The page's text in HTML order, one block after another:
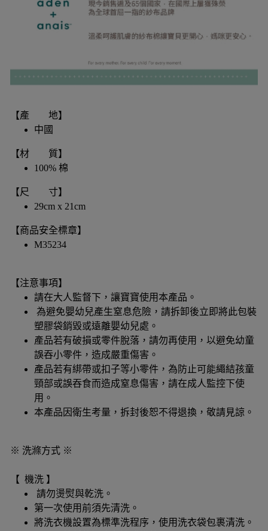
【產 地】
中國
【材 質】
100% 棉
【尺 寸】
29cm x 21cm
【商品安全標章】
M35234
【注意事項】
請在大人監督下，讓寶寶使用本產品。
為避免嬰幼兒產生窒息危險，請拆卸後立即將此包裝
塑膠袋銷毀或遠離嬰幼兒處。
產品若有破損或零件脫落，請勿再使用，以避免幼童
誤吞小零件，造成嚴重傷害。
產品若有綁帶或扣子等小零件，為防止可能繩結孩童
頸部或誤吞食而造成窒息傷害，請在成人監控下使
用。
本產品因衛生考量，拆封後恕不得退換，敬請見諒。
※ 洗滌方式 ※
【 機洗 】
請勿燙熨與乾洗。
第一次使用前須先清洗。
將洗衣機設置為標準洗程序，使用洗衣袋包裹清洗。